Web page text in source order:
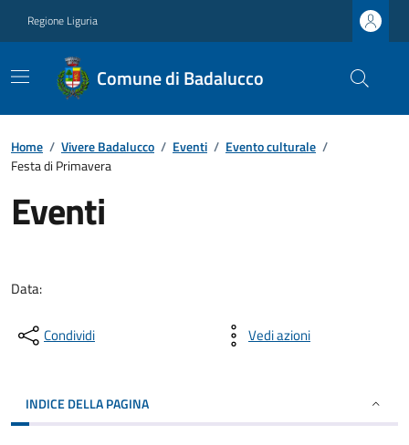
Regione Liguria
Comune di Badalucco
Home / Vivere Badalucco / Eventi / Evento culturale /
Festa di Primavera
Eventi
Data:
Condividi Vedi azioni
INDICE DELLA PAGINA